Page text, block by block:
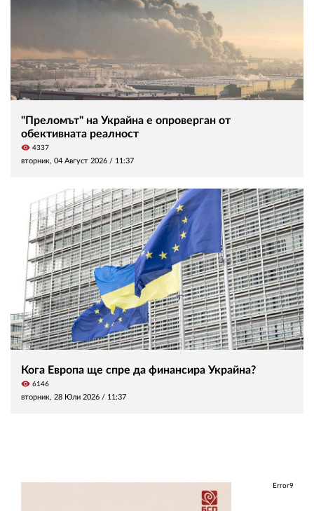
"Преломът" на Украйна е опроверган от
обективната реалност
visibility 4337
вторник, 04 Август 2026 / 11:37
Кога Европа ще спре да финансира Украйна?
visibility 6146
вторник, 28 Юли 2026 / 11:37
Error9